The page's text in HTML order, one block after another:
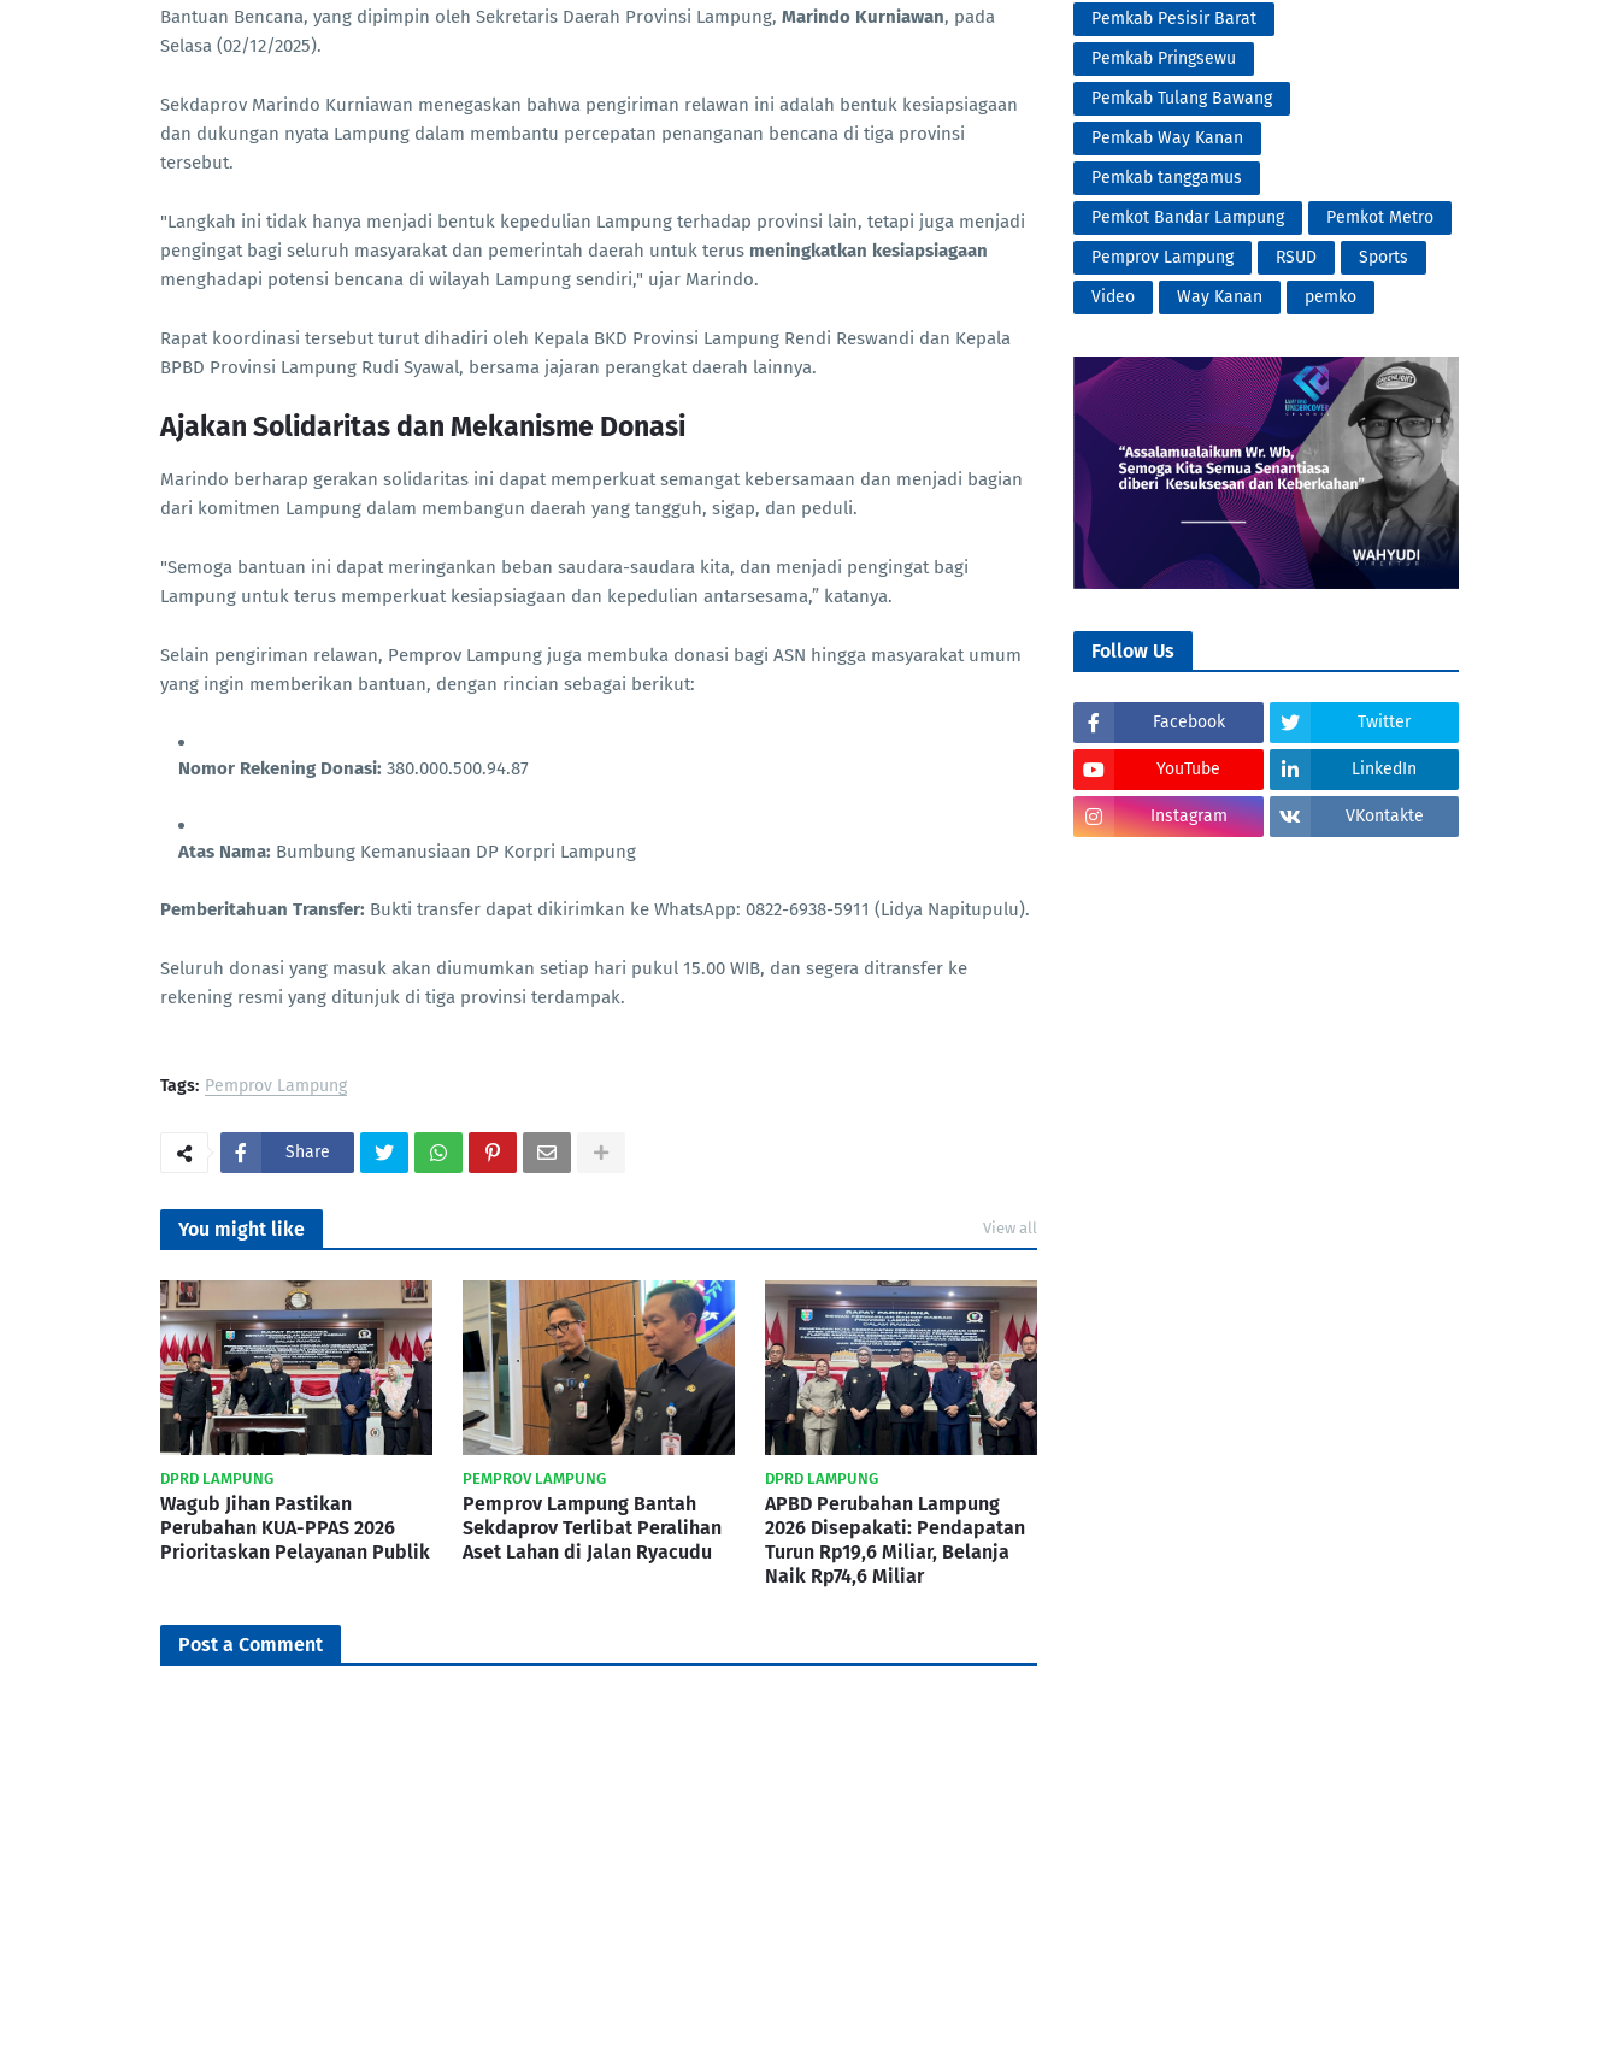
Bantuan Bencana, yang dipimpin oleh Sekretaris Daerah Provinsi Lampung, Marindo Kurniawan, pada
Selasa (02/12/2025).
Sekdaprov Marindo Kurniawan menegaskan bahwa pengiriman relawan ini adalah bentuk kesiapsiagaan
dan dukungan nyata Lampung dalam membantu percepatan penanganan bencana di tiga provinsi
tersebut.
"Langkah ini tidak hanya menjadi bentuk kepedulian Lampung terhadap provinsi lain, tetapi juga menjadi
pengingat bagi seluruh masyarakat dan pemerintah daerah untuk terus meningkatkan kesiapsiagaan
menghadapi potensi bencana di wilayah Lampung sendiri," ujar Marindo.
Rapat koordinasi tersebut turut dihadiri oleh Kepala BKD Provinsi Lampung Rendi Reswandi dan Kepala
BPBD Provinsi Lampung Rudi Syawal, bersama jajaran perangkat daerah lainnya.
Ajakan Solidaritas dan Mekanisme Donasi
Marindo berharap gerakan solidaritas ini dapat memperkuat semangat kebersamaan dan menjadi bagian
dari komitmen Lampung dalam membangun daerah yang tangguh, sigap, dan peduli.
"Semoga bantuan ini dapat meringankan beban saudara-saudara kita, dan menjadi pengingat bagi
Lampung untuk terus memperkuat kesiapsiagaan dan kepedulian antarsesama,” katanya.
Selain pengiriman relawan, Pemprov Lampung juga membuka donasi bagi ASN hingga masyarakat umum
yang ingin memberikan bantuan, dengan rincian sebagai berikut:
Nomor Rekening Donasi: 380.000.500.94.87
Atas Nama: Bumbung Kemanusiaan DP Korpri Lampung
Pemberitahuan Transfer: Bukti transfer dapat dikirimkan ke WhatsApp: 0822-6938-5911 (Lidya Napitupulu).
Seluruh donasi yang masuk akan diumumkan setiap hari pukul 15.00 WIB, dan segera ditransfer ke
rekening resmi yang ditunjuk di tiga provinsi terdampak.
Tags: Pemprov Lampung
Share
You might like View all
DPRD LAMPUNG
Wagub Jihan Pastikan
Perubahan KUA-PPAS 2026
Prioritaskan Pelayanan Publik
PEMPROV LAMPUNG
Pemprov Lampung Bantah
Sekdaprov Terlibat Peralihan
Aset Lahan di Jalan Ryacudu
DPRD LAMPUNG
APBD Perubahan Lampung
2026 Disepakati: Pendapatan
Turun Rp19,6 Miliar, Belanja
Naik Rp74,6 Miliar
Post a Comment
Pemkab Pesisir Barat
Pemkab Pringsewu
Pemkab Tulang Bawang
Pemkab Way Kanan
Pemkab tanggamus
Pemkot Bandar Lampung
Pemkot Metro
Pemprov Lampung
RSUD
Sports
Video
Way Kanan pemko
Follow Us
Facebook Twitter
YouTube LinkedIn
Instagram VKontakte